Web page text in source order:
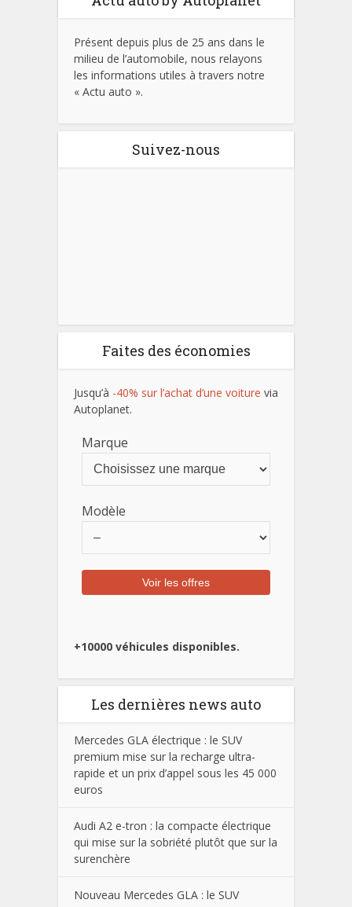
Présent depuis plus de 25 ans dans le
milieu de l’automobile, nous relayons
les informations utiles à travers notre
« Actu auto ».
Suivez-nous
Faites des économies
Jusqu’à -40% sur l’achat d’une voiture via
Autoplanet.
Marque
Modèle
+10000 véhicules disponibles.
Les dernières news auto
Mercedes GLA électrique : le SUV
premium mise sur la recharge ultra-
rapide et un prix d’appel sous les 45 000
euros
Audi A2 e-tron : la compacte électrique
qui mise sur la sobriété plutôt que sur la
surenchère
Nouveau Mercedes GLA : le SUV